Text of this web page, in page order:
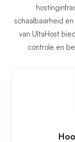
schaalbaarheid
van UltaHost
controle en